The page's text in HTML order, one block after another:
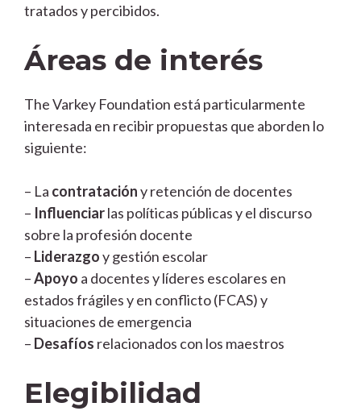
tratados y percibidos.
Áreas de interés
The Varkey Foundation está particularmente
interesada en recibir propuestas que aborden lo
siguiente:
– La contratacióny retención de docentes
– Influenciarlas políticas públicas y el discurso
sobre la profesión docente
– Liderazgoy gestión escolar
–Apoyo a docentes y líderes escolares en
estados frágiles y en conflicto (FCAS) y
situaciones de emergencia
– Desafíos relacionados con los maestros
Elegibilidad